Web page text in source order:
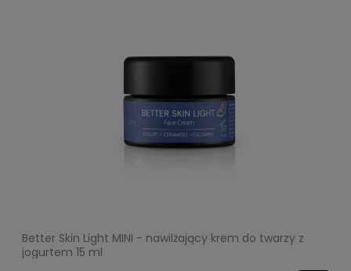
Better Skin Light MINI - nawilżający krem do twarzy z
jogurtem 15 ml